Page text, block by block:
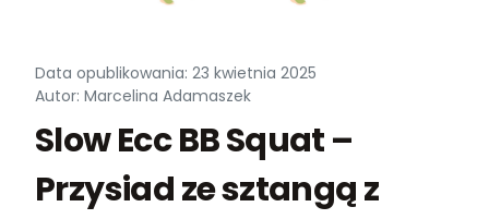
Data opublikowania: 23 kwietnia 2025
Autor: Marcelina Adamaszek
Slow Ecc BB Squat –
Przysiad ze sztangą z